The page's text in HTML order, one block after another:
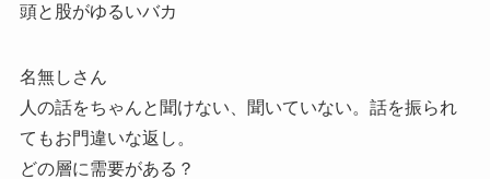
頭と股がゆるいバカ
名無しさん
人の話をちゃんと聞けない、聞いていない。話を振られ
てもお門違いな返し。
どの層に需要がある？